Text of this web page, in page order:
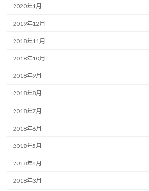
2020年1月
2019年12月
2018年11月
2018年10月
2018年9月
2018年8月
2018年7月
2018年6月
2018年5月
2018年4月
2018年3月